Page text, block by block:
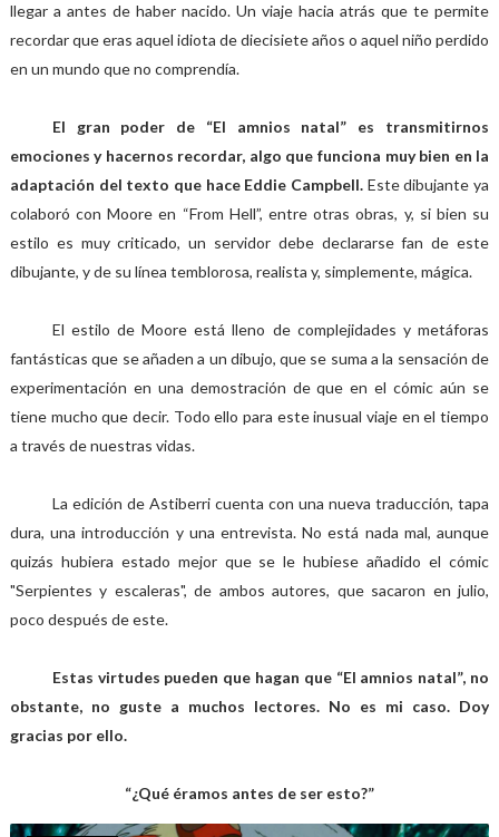
llegar a antes de haber nacido. Un viaje hacia atrás que te permite
recordar que eras aquel idiota de diecisiete años o aquel niño perdido
en un mundo que no comprendía.
El gran poder de “El amnios natal” es transmitirnos
emociones y hacernos recordar, algo que funciona muy bien en la
adaptación del texto que hace Eddie Campbell. Este dibujante ya
colaboró con Moore en “From Hell”, entre otras obras, y, si bien su
estilo es muy criticado, un servidor debe declararse fan de este
dibujante, y de su línea temblorosa, realista y, simplemente, mágica.
El estilo de Moore está lleno de complejidades y metáforas
fantásticas que se añaden a un dibujo, que se suma a la sensación de
experimentación en una demostración de que en el cómic aún se
tiene mucho que decir. Todo ello para este inusual viaje en el tiempo
a través de nuestras vidas.
La edición de Astiberri cuenta con una nueva traducción, tapa
dura, una introducción y una entrevista. No está nada mal, aunque
quizás hubiera estado mejor que se le hubiese añadido el cómic
"Serpientes y escaleras", de ambos autores, que sacaron en julio,
poco después de este.
Estas virtudes pueden que hagan que “El amnios natal”, no
obstante, no guste a muchos lectores. No es mi caso. Doy
gracias por ello.
“¿Qué éramos antes de ser esto?”